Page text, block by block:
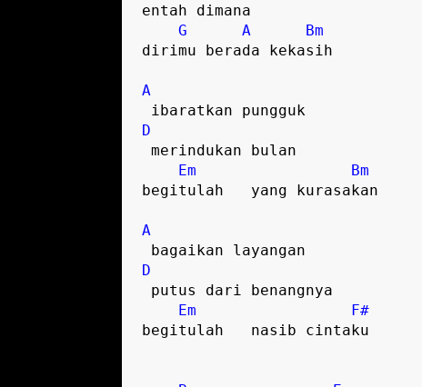
entah dimana
G
A
Bm
dirimu berada kekasih
A
D
Em
Bm
begitulah   yang kurasakan
A
D
Em
F#
begitulah   nasib cintaku